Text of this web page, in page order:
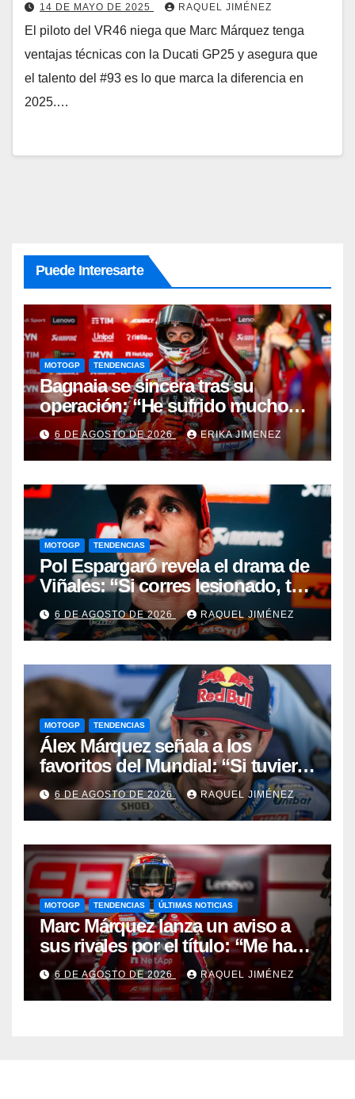
14 DE MAYO DE 2025 RAQUEL JIMÉNEZ
El piloto del VR46 niega que Marc Márquez tenga
ventajas técnicas con la Ducati GP25 y asegura que
el talento del #93 es lo que marca la diferencia en
2025.…
Puede Interesarte
MOTOGP TENDENCIAS
Bagnaia se sincera tras su
operación: “He sufrido mucho
durante el último año y medio”
6 DE AGOSTO DE 2026 ERIKA JIMENEZ
MOTOGP TENDENCIAS
Pol Espargaró revela el drama de
Viñales: “Si corres lesionado, te
juzgan; si no corres,
desapareces”
6 DE AGOSTO DE 2026 RAQUEL JIMÉNEZ
MOTOGP TENDENCIAS
Álex Márquez señala a los
favoritos del Mundial: “Si tuviera
que apostar mi dinero, ya sabéis
por quién sería”
6 DE AGOSTO DE 2026 RAQUEL JIMÉNEZ
MOTOGP TENDENCIAS ÚLTIMAS NOTICIAS
Marc Márquez lanza un aviso a
sus rivales por el título: “Me han
dado una segunda oportunidad”
6 DE AGOSTO DE 2026 RAQUEL JIMÉNEZ